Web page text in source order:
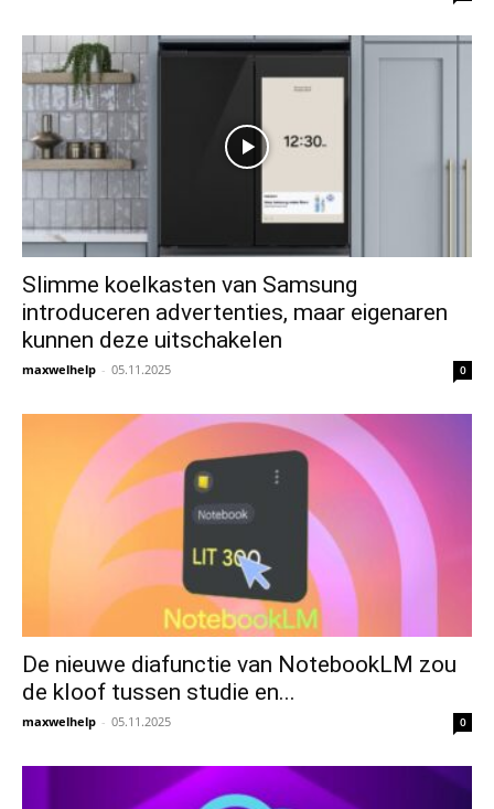
Slimme koelkasten van Samsung
introduceren advertenties, maar eigenaren
kunnen deze uitschakelen
maxwelhelp - 05.11.2025 0
De nieuwe diafunctie van NotebookLM zou
de kloof tussen studie en...
maxwelhelp - 05.11.2025 0